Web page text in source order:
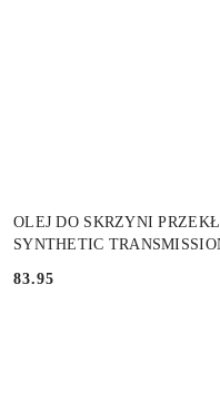
OLEJ DO SKRZYNI
SYNTHETIC
Cena:
83.95